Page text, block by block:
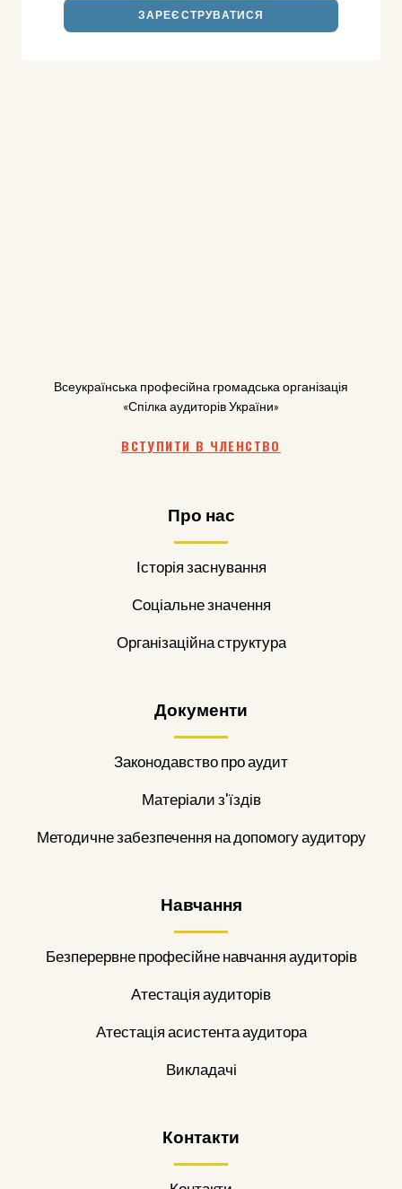
ЗАРЕЄСТРУВАТИСЯ
Всеукраїнська професійна громадська організація
«Спілка аудиторів України»
ВСТУПИТИ В ЧЛЕНСТВО
Про нас
Історія заснування
Соціальне значення
Організаційна структура
Документи
Законодавство про аудит
Матеріали з'їздів
Методичне забезпечення на допомогу аудитору
Навчання
Безперервне професійне навчання аудиторів
Атестація аудиторів
Атестація асистента аудитора
Викладачі
Контакти